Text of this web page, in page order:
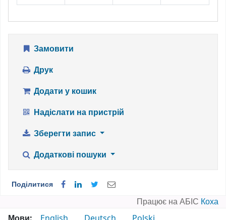
Замовити
Друк
Додати у кошик
Надіслати на пристрій
Зберегти запис
Додаткові пошуки
Поділитися
Працює на АБІС Коха